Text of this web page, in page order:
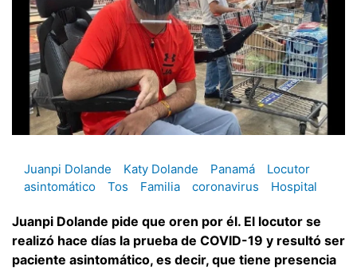
Juanpi Dolande Katy Dolande Panamá
Locutor
asintomático
Tos Familia coronavirus Hospital
Juanpi Dolande pide que oren por él. El locutor se
realizó hace días la prueba de COVID-19 y resultó ser
paciente asintomático, es decir, que tiene presencia